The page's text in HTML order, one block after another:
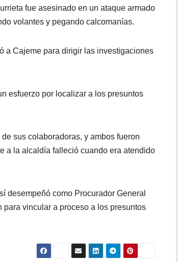
fue asesinado en un ataque armado
volantes y pegando calcomanías.
a Cajeme para dirigir las investigaciones
esfuerzo por localizar a los presuntos
sus colaboradoras, y ambos fueron
a la alcaldía falleció cuando era atendido
desempeñó como Procurador General
vincular a proceso a los presuntos